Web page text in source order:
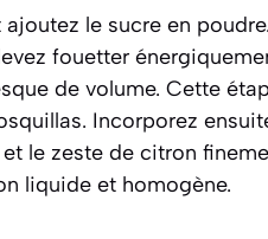
le sucre en
fouetter
de volume. Cette
Incorporez
le zeste de citron
liquide et homogène.